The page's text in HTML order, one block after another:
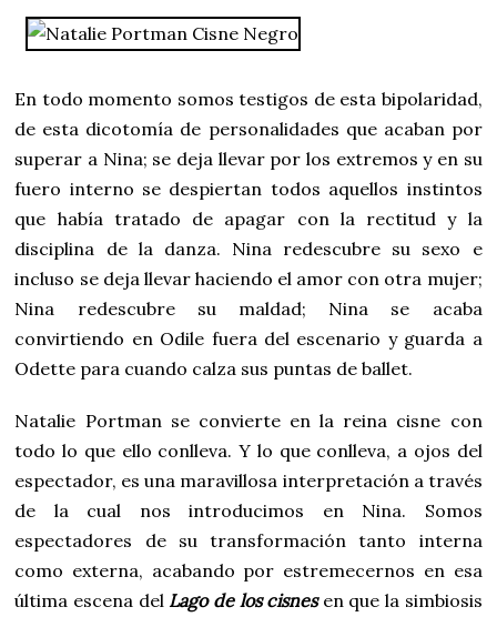
En todo momento somos testigos de esta bipolaridad,
de esta dicotomía de personalidades que acaban por
superar a Nina; se deja llevar por los extremos y en su
fuero interno se despiertan todos aquellos instintos
que había tratado de apagar con la rectitud y la
disciplina de la danza. Nina redescubre su sexo e
incluso se deja llevar haciendo el amor con otra mujer;
Nina redescubre su maldad; Nina se acaba
convirtiendo en Odile fuera del escenario y guarda a
Odette para cuando calza sus puntas de ballet.
Natalie Portman se convierte en la reina cisne con
todo lo que ello conlleva. Y lo que conlleva, a ojos del
espectador, es una maravillosa interpretación a través
de la cual nos introducimos en Nina. Somos
espectadores de su transformación tanto interna
como externa, acabando por estremecernos en esa
última escena del Lago de los cisnesen que la simbiosis